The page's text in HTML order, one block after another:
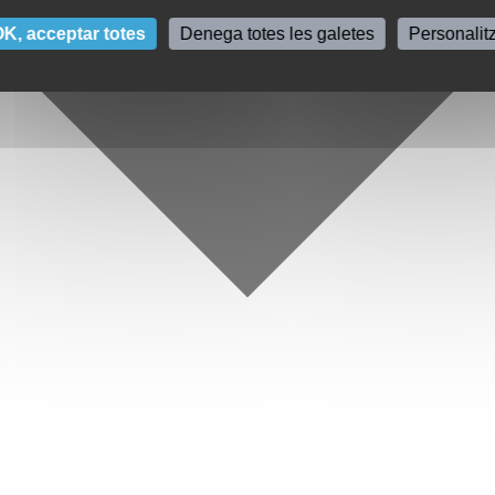
acceptar totes Denega totes les galetes